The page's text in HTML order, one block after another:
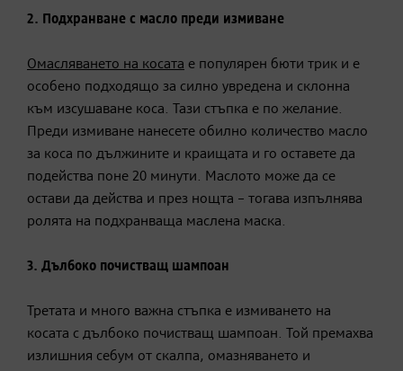
2. Подхранване с масло преди измиване
Омасляването на косата е популярен бюти трик и е
особено подходящо за силно увредена и склонна
към изсушаване коса. Тази стъпка е по желание.
Преди измиване нанесете обилно количество масло
за коса по дължините и краищата и го оставете да
подейства поне 20 минути. Маслото може да се
остави да действа и през нощта – тогава изпълнява
ролята на подхранваща маслена маска.
3. Дълбоко почистващ шампоан
Третата и много важна стъпка е измиването на
косата с дълбоко почистващ шампоан. Той премахва
излишния себум от скалпа, омазняването и